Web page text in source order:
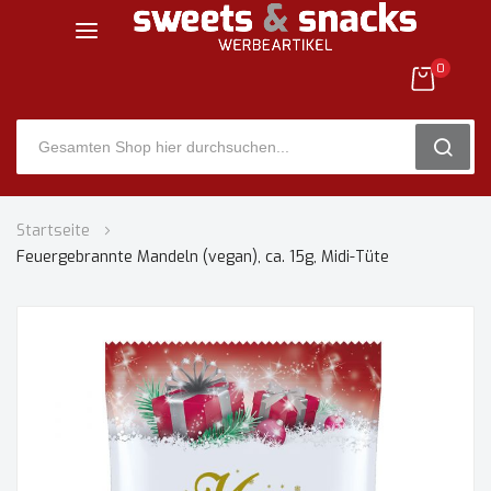
0
Inhalt
springen
Startseite
Feuergebrannte Mandeln (vegan), ca. 15g, Midi-Tüte
Bildgalerie